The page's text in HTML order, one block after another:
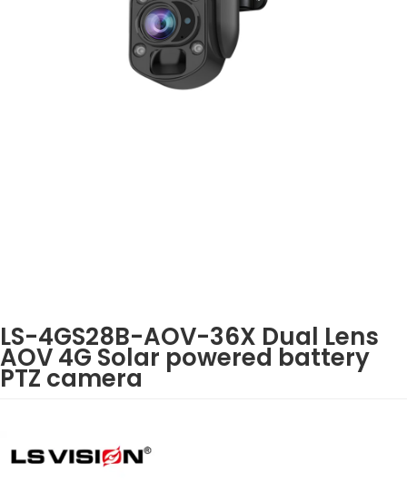
LS-4GS28B-AOV-36X Dual Lens
AOV 4G Solar powered battery
PTZ camera